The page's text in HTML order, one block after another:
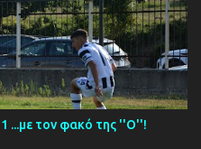
πρώην σταρ του ΠΑΟΚ και
της Κ19 του ΠΑΟΚ ,
προπονήσεων στη Σουρωτή,
έως τις 4 Αυγούστου.
Βώλακα, η ομάδα θα δώσει
στην τοπική ομάδα και
...με τον φακό της ''Ο''!